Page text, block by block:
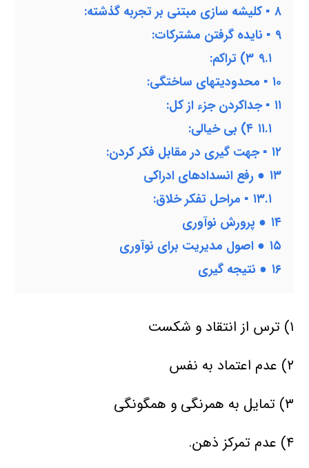
۸ ▪ كلیشه سازی مبتنی بر تجربه گذشته:
۹ ▪ نایده گرفتن مشتركات:
۹.۱ ۳) تراكم:
۱۰ ▪ محدودیتهای ساختگی:
۱۱ ▪ جداكردن جزء از كل:
۱۱.۱ ۴) بی خیالی:
۱۲ ▪ جهت گیری در مقابل فكر كردن:
۱۳ ● رفع انسدادهای ادراكی
۱۳.۱ ▪ مراحل تفكر خلاق:
۱۴ ● پرورش نوآوری
۱۵ ● اصول مدیریت برای نوآوری
۱۶ ● نتیجه گیری
۱) ترس از انتقاد و شكست
۲) عدم اعتماد به نفس
۳) تمایل به همرنگی و همگونگی
۴) عدم تمركز ذهن.